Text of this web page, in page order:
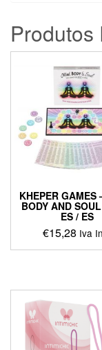
KHEPER GAMES
BODY AND
ES / ES
€15,28 Iva